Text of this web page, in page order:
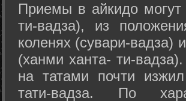
Приемы в айкидо могут
ти-вадза), из
коленях (сувари-вадза)
(ханми ханта- ти-
на татами почти
тати-вадза. По